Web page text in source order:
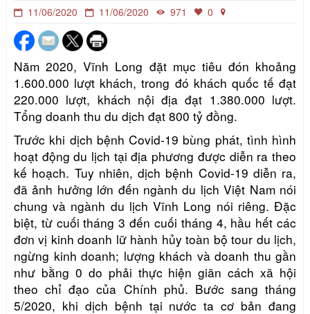
11/06/2020 11/06/2020 971 0
Năm 2020, Vĩnh Long đặt mục tiêu đón khoảng
1.600.000 lượt khách, trong đó khách quốc tế đạt
220.000 lượt, khách nội địa đạt 1.380.000 lượt.
Tổng doanh thu du dịch đạt 800 tỷ đồng.
Trước khi dịch bệnh Covid-19 bùng phát, tình hình
hoạt động du lịch tại địa phương được diễn ra theo
kế hoạch. Tuy nhiên, dịch bệnh Covid-19 diễn ra,
đã ảnh hưởng lớn đến ngành du lịch Việt Nam nói
chung và ngành du lịch Vĩnh Long nói riêng. Đặc
biệt, từ cuối tháng 3 đến cuối tháng 4, hầu hết các
đơn vị kinh doanh lữ hành hủy toàn bộ tour du lịch,
ngừng kinh doanh; lượng khách và doanh thu gần
như bằng 0 do phải thực hiện giãn cách xã hội
theo chỉ đạo của Chính phủ. Bước sang tháng
5/2020, khi dịch bệnh tại nước ta cơ bản đang